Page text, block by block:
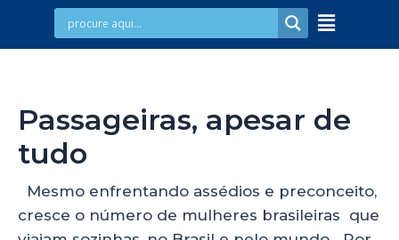
Passageiras, apesar de
tudo
Mesmo enfrentando assédios e preconceito,
cresce o número de mulheres brasileiras que